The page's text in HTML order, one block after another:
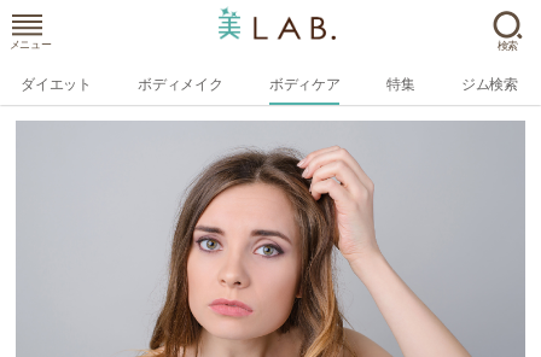
メニュー 検索
ダイエット ボディメイク ボディケア 特集 ジム検索